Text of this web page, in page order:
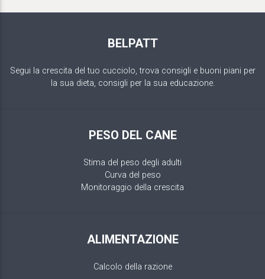
BELPATT
Segui la crescita del tuo cucciolo, trova consigli e buoni piani per
la sua dieta, consigli per la sua educazione.
PESO DEL CANE
Stima del peso degli adulti
Curva del peso
Monitoraggio della crescita
ALIMENTAZIONE
Calcolo della razione